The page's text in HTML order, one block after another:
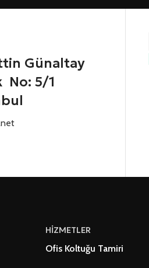
Günaltay
No: 5/1
HİZMETLER
Ofis Koltuğu Tamiri